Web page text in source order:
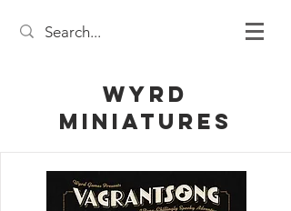
Wyrd
Miniatures